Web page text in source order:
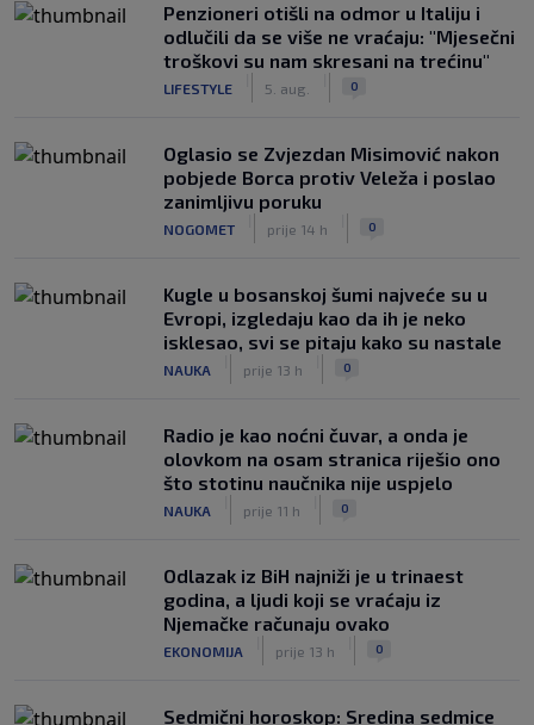
Penzioneri otišli na odmor u Italiju i
odlučili da se više ne vraćaju: "Mjesečni
troškovi su nam skresani na trećinu"
LIFESTYLE 5. aug. 0
Oglasio se Zvjezdan Misimović nakon
pobjede Borca protiv Veleža i poslao
zanimljivu poruku
NOGOMET prije 14 h 0
Kugle u bosanskoj šumi najveće su u
Evropi, izgledaju kao da ih je neko
isklesao, svi se pitaju kako su nastale
NAUKA prije 13 h 0
Radio je kao noćni čuvar, a onda je
olovkom na osam stranica riješio ono
što stotinu naučnika nije uspjelo
NAUKA prije 11 h 0
Odlazak iz BiH najniži je u trinaest
godina, a ljudi koji se vraćaju iz
Njemačke računaju ovako
EKONOMIJA prije 13 h 0
Sedmični horoskop: Sredina sedmice